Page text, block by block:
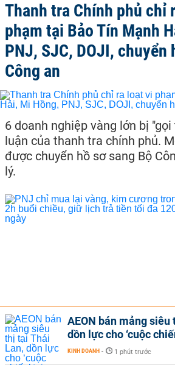
Thanh tra Chính phủ chỉ
phạm tại Bảo Tín Mạnh
PNJ, SJC, DOJI, chuyển
Công an
6 doanh nghiệp vàng lớn bị
luận của thanh tra chính phủ.
được chuyển hồ sơ sang Bộ
lý.
AEON bán mảng siêu
dồn lực cho ‘cuộc
KINH DOANH - 1 phút trước